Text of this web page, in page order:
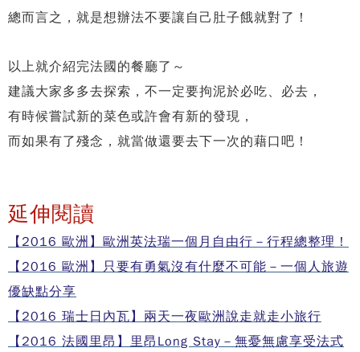
總而言之，就是想辦法不要讓自己肚子餓就對了！
以上就介紹完法國的餐廳了～
建議大家多多去探索，不一定要拘泥於必吃、必去，
有時候嘗試新的菜色或許會有新的發現，
而如果有了殘念，就當做還要去下一次的藉口吧！
延伸閱讀
【2016 歐洲】歐洲英法瑞一個月自由行－行程總整理！
【2016 歐洲】只要有勇氣沒有什麼不可能－一個人旅遊
優缺點分享
【2016 瑞士日內瓦】兩天一夜歐洲說走就走小旅行
【2016 法國里昂】里昂Long Stay－無憂無慮享受法式